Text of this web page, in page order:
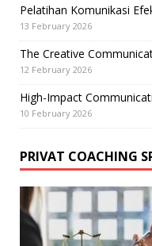
Pelatihan Komunikasi
13 February 2026
The Creative
12 February 2026
High-Impact
10 February 2026
PRIVAT COACHING